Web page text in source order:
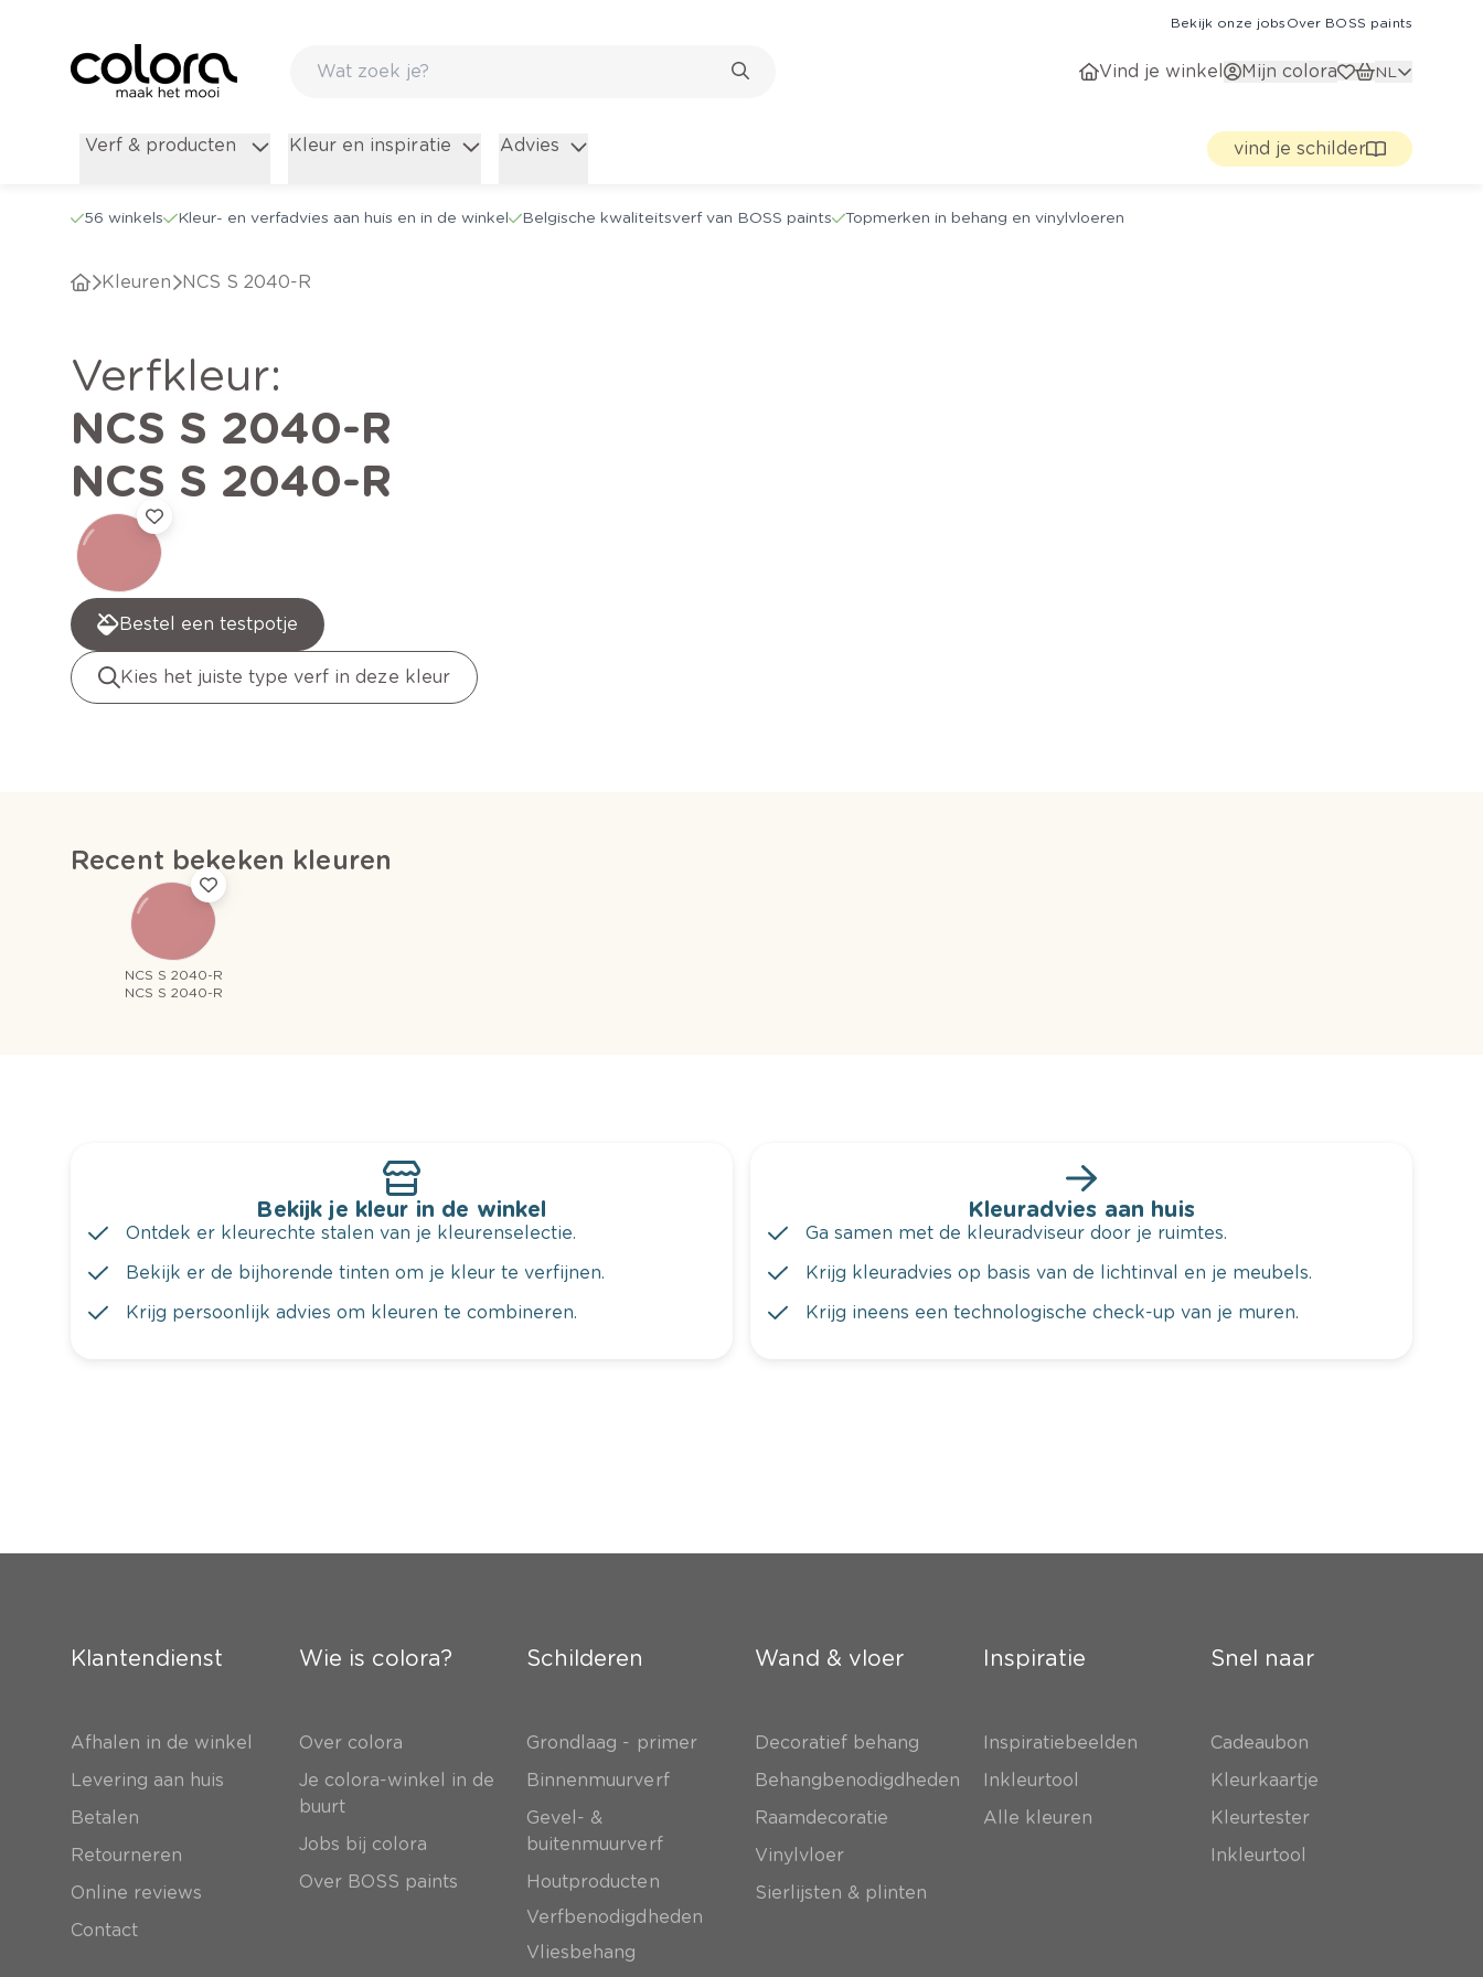
Bekijk onze jobs Over BOSS paints
Vind je winkel Mijn colora NL
Verf & producten Kleur en inspiratie Advies vind je schilder
56 winkels Kleur- en verfadvies aan huis en in de winkel Belgische kwaliteitsverf van BOSS paints Topmerken in behang en vinylvloeren
Kleuren NCS S 2040-R
verfkleur:
NCS S 2040-R
NCS S 2040-R
Bestel een testpotje
Kies het juiste type verf in deze kleur
Recent bekeken kleuren
NCS S 2040-R
NCS S 2040-R
Bekijk je kleur in de winkel
Ontdek er kleurechte stalen van je kleurenselectie.
Bekijk er de bijhorende tinten om je kleur te verfijnen.
Krijg persoonlijk advies om kleuren te combineren.
Kleuradvies aan huis
Ga samen met de kleuradviseur door je ruimtes.
Krijg kleuradvies op basis van de lichtinval en je meubels.
Krijg ineens een technologische check-up van je muren.
Klantendienst
Afhalen in de winkel
Levering aan huis
Betalen
Retourneren
Online reviews
Contact
Wie is colora?
Over colora
Je colora-winkel in de
buurt
Jobs bij colora
Over BOSS paints
Schilderen
Grondlaag - primer
Binnenmuurverf
Gevel- &
buitenmuurverf
Houtproducten
Verfbenodigdheden
Vliesbehang
Wand & vloer
Decoratief behang
Behangbenodigdheden
Raamdecoratie
Vinylvloer
Sierlijsten & plinten
Inspiratie
Inspiratiebeelden
Inkleurtool
Alle kleuren
Snel naar
Cadeaubon
Kleurkaartje
Kleurtester
Inkleurtool